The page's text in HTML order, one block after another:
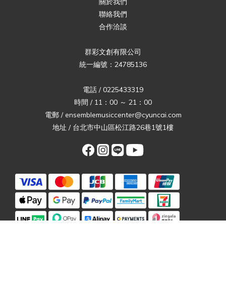
立即購買
聯絡我們
合作洽談
群彩文創有限公司
統一編號：24785136
電話 / 0225433319
時間 / 11：00 ～ 21：00
電郵 / ensemblemusiccenter@cyuncai.com
地址 / 台北市中山區松江路26巷1號1樓